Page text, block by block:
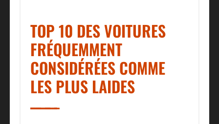
TOP 10 DES VOITURES
FRÉQUEMMENT
CONSIDÉRÉES COMME
LES PLUS LAIDES